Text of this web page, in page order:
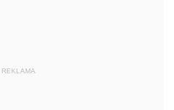
REKLAMA